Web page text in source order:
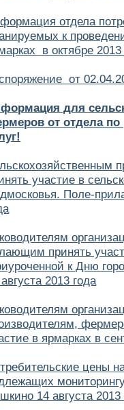
отдела
к
в октябре 2013
от
для
от отдела по
участие в
Поле-
принять
к Дню
2013 года
в ярмарках в
цены
14 августа 2013